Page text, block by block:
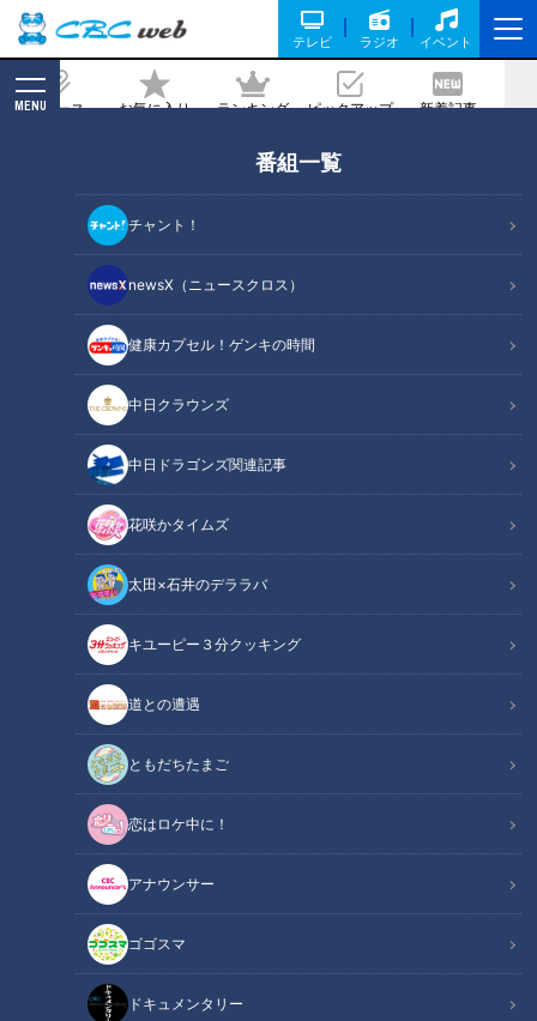
テレビ ラジオ イベント
ニュース お気に入り ランキング ピックアップ 新着記事
MENU
番組一覧
チャント！
newsX（ニュースクロス）
健康カプセル！ゲンキの時間
中日クラウンズ
中日ドラゴンズ関連記事
花咲かタイムズ
太田×石井のデララバ
キユーピー３分クッキング
道との遭遇
ともだちたまご
恋はロケ中に！
アナウンサー
ゴゴスマ
ドキュメンタリー
の宝箱のようなお店!岐阜県多治見市を巡
る旅
2021/05/07 14:58
花咲かタイムズ
週末ジャーニー 推しタビ
2021年4月24日(土)にCBCテレビで放送された『花咲かタイム
ズ』(毎週土曜あさ9時25分から)。
週末のお出かけ情報満載のコーナー「推しタビ」では、岐阜県
多治見市を紹介しました!
リポーターは、“ガンバレルーヤ"のまひるさん・よしこさんの
お二人。愛知県豊田市出身のよしこさんにとって多治見市は、
地元に住んでいた頃、毎週のようにお気に入りのお店に通って
いたという思い出の地です。